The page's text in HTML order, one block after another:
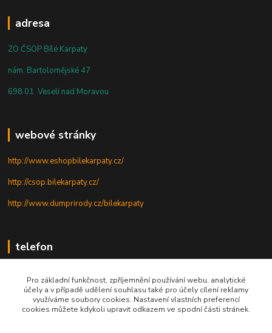
adresa
ZO ČSOP Bílé Karpaty
nám. Bartolomějské 47
698 01 Veselí nad Moravou
webové stránky
http://www.eshopbilekarpaty.cz/
http://csop.bilekarpaty.cz/
http://www.dumprirody.cz/bilekarpaty
telefon
+420 727 880 789
PO - PÁ: 9 - 17
Pro základní funkčnost, zpříjemnění používání webu, analytické
účely a v případě udělení souhlasu také pro účely cílení reklamy
využíváme soubory cookies. Nastavení vlastních preferencí
cookies můžete kdykoli upravit odkazem ve spodní části stránek.